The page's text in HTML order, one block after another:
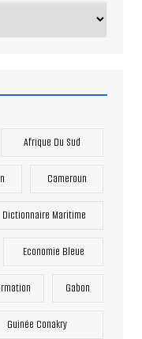
Afrique Du Sud
Cameroun
Dictionnaire Maritime
Economie Bleue
Gabon
Guinée Conakry